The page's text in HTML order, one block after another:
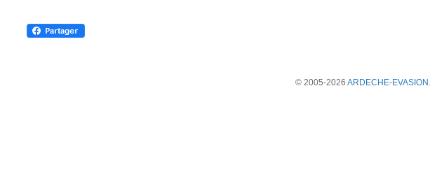
© 2005-2026 ARDECHE-